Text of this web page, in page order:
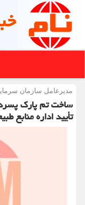
مدیرعامل سازمان
ساخت تم پارک
تأیید اداره منابع